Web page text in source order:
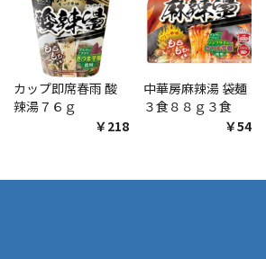
カップ即席春雨 酸
辣湯７６ｇ
￥218
中華房麻辣湯 袋麺
３食８８ｇ３食
￥548